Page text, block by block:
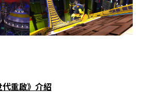
重啟》介紹